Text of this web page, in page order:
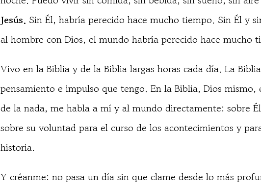
Jesús. Sin Él, habría perecido hace mucho tiempo. Sin Él y
al hombre con Dios, el mundo habría perecido hace mucho
Vivo en la Biblia y de la Biblia largas horas cada día. La
pensamiento e impulso que tengo. En la Biblia, Dios
de la nada, me habla a mí y al mundo directamente: sobre
sobre su voluntad para el curso de los acontecimientos y
historia.
Y créanme: no pasa un día sin que clame desde lo más